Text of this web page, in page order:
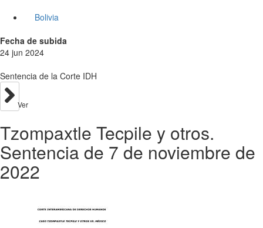
Bolivia
Fecha de subida
24 jun 2024
Sentencia de la Corte IDH
Ver
Tzompaxtle Tecpile y otros.
Sentencia de 7 de noviembre de
2022